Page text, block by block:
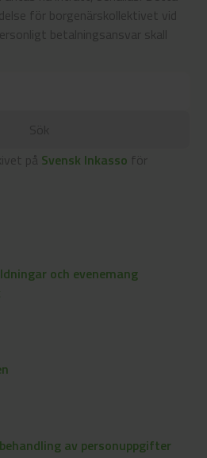
för borgenärskollektivet vid
betalningsansvar skall
på Svensk Inkasso för
och evenemang
av personuppgifter